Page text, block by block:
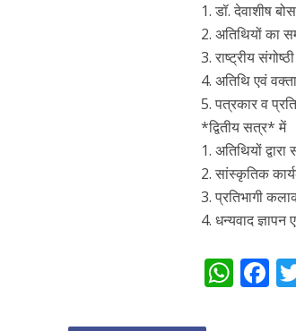
1. डॉ. देवाशीष
2. अतिथियों का
3. राष्ट्रीय
4. अतिथि एवं
5. पत्रकार व
*द्वितीय सत्र* में
1. अतिथियों
2. सांस्कृतिक
3. प्रतिभागी
4. धन्यवाद
W F